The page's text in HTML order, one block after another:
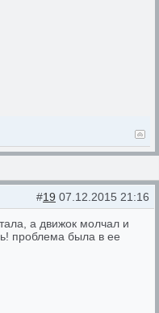
#19 07.12.2015 21:16
а движок молчал и
проблема была в ее